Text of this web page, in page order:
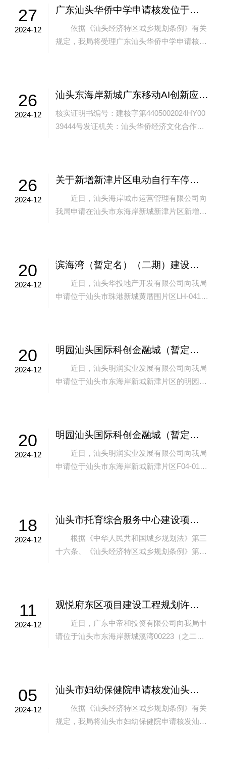
27
2024-12
广东汕头华侨中学申请核发位于汕头市东海岸新城新溪片区A组团LH-02201控制单元西片00209、00215地块的广东汕头华侨中学迁址办学项目用地预审与选址意见书事项批前公示
依据《汕头经济特区城乡规划条例》有关
规定，我局将受理广东汕头华侨中学申请核发
26
2024-12
汕头东海岸新城广东移动AI创新应用中心项目（汕头分部生产调度中心）《建设工程项目规划核实证明书》批后公告
核实证明书编号：建核字第4405002024HY00
39444号发证机关：汕头华侨经济文化合作试
26
2024-12
关于新增新津片区电动自行车停放、充电设施建设的公示
近日，汕头海岸城市运营管理有限公司向
我局申请在汕头市东海岸新城新津片区新增电
20
2024-12
滨海湾（暂定名）（二期）建设工程规划许可变更批前公示
近日，汕头华投地产开发有限公司向我局
申请位于汕头市珠港新城黄厝围片区LH-0410
20
2024-12
明园汕头国际科创金融城（暂定名）F04-01地块二期（B区）项目建设工程规划许可变更批前公示
近日，汕头明润实业发展有限公司向我局
申请位于汕头市东海岸新城新津片区的明园汕
20
2024-12
明园汕头国际科创金融城（暂定名）F04-01地块二期（A区）项目建设工程规划许可变更批前公示
近日，汕头明润实业发展有限公司向我局
申请位于汕头市东海岸新城新津片区F04-01地
18
2024-12
汕头市托育综合服务中心建设项目《建设项目用地预审与选址意见书》批后公告
根据《中华人民共和国城乡规划法》第三
十六条、《汕头经济特区城乡规划条例》第四
11
2024-12
观悦府东区项目建设工程规划许可变更批前公示
近日，广东中帝和投资有限公司向我局申
请位于汕头市东海岸新城溪湾00223（之二）
05
2024-12
汕头市妇幼保健院申请核发汕头市东海岸新城新津片区A01-02之一地块汕头市托育综合服务中心建设项目用地预审与选址意见书事项批前公示
依据《汕头经济特区城乡规划条例》有关
规定，我局将汕头市妇幼保健院申请核发汕头